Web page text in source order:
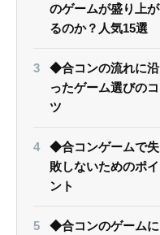
のゲームが盛り上が
るのか？人気15選
◆合コンの流れに沿
ったゲーム選びのコ
ツ
◆合コンゲームで失
敗しないためのポイ
ント
◆合コンのゲームに